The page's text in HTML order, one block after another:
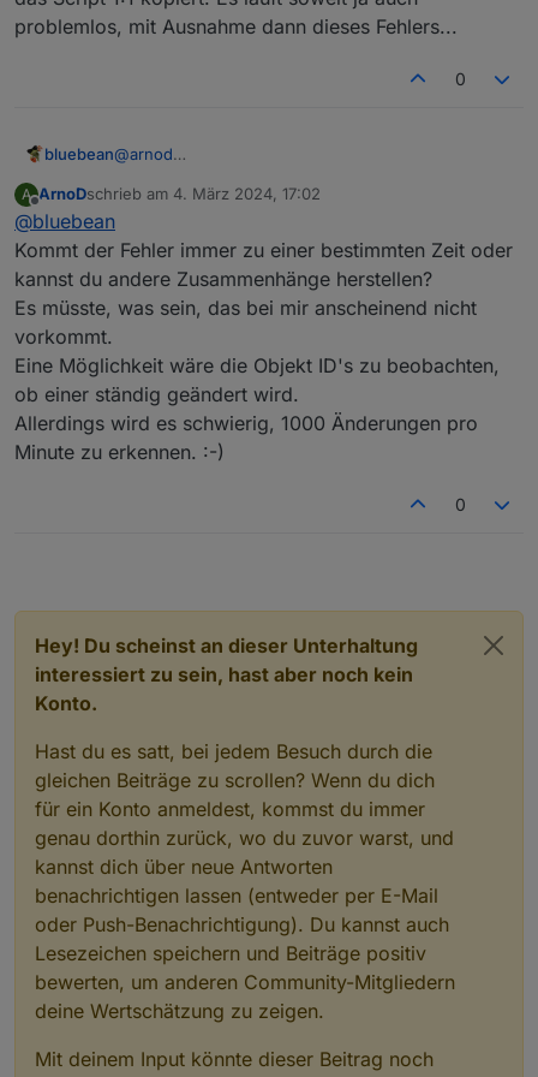
problemlos, mit Ausnahme dann dieses Fehlers...
0
bluebean@arnod
2000/min. Für mich nicht nachvollziehbar, frisch
aufgesetzt und das Script 1:1 kopiert. Es läuft soweit
ja auch problemlos, mit Ausnahme dann dieses
Fehlers...
A
Offline
ArnoDschrieb am 4. März 2024, 17:02
zuletzt editiert von
@bluebean
Kommt der Fehler immer zu einer bestimmten Zeit oder
kannst du andere Zusammenhänge herstellen?
Es müsste, was sein, das bei mir anscheinend nicht
vorkommt.
Eine Möglichkeit wäre die Objekt ID's zu beobachten,
ob einer ständig geändert wird.
Allerdings wird es schwierig, 1000 Änderungen pro
Minute zu erkennen. :-)
0
Hey! Du scheinst an dieser Unterhaltung
interessiert zu sein, hast aber noch kein
Konto.
Hast du es satt, bei jedem Besuch durch die
gleichen Beiträge zu scrollen? Wenn du dich
für ein Konto anmeldest, kommst du immer
genau dorthin zurück, wo du zuvor warst, und
kannst dich über neue Antworten
benachrichtigen lassen (entweder per E-Mail
oder Push-Benachrichtigung). Du kannst auch
Lesezeichen speichern und Beiträge positiv
bewerten, um anderen Community-Mitgliedern
deine Wertschätzung zu zeigen.
Mit deinem Input könnte dieser Beitrag noch